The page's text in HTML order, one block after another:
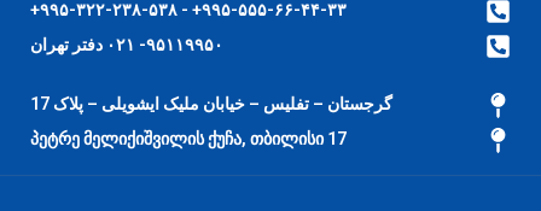
۹۹۵-۵۵۵-۶۶-۴۴-۳۳+ - ۹۹۵-۳۲۲-۲۳۸-۵۳۸+
۹۵۱۱۹۹۵۰- ۰۲۱ دفتر تهران
گرجستان – تفلیس – خیابان ملیک ایشویلی – پلاک 17
17 პეტრე მელიქიშვილის ქუჩა, თბილისი